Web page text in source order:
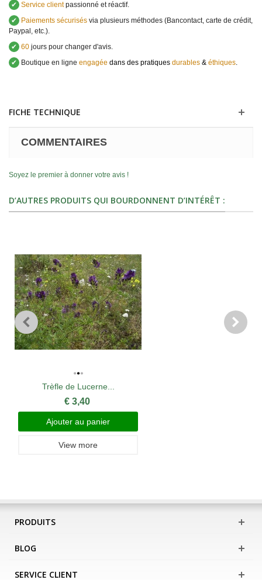
✔ Service clientpassionné et réactif.
✔
Paiements sécurisés via plusieurs méthodes (Bancontact, carte de crédit,
Paypal, etc.).
✔ 60 jours pour changer d'avis.
✔
Boutique en ligne engagée dans des pratiques durables & éthiques.
FICHE TECHNIQUE
COMMENTAIRES
Soyez le premier à donner votre avis !
D’AUTRES PRODUITS QUI BOURDONNENT D’INTÉRÊT :
Trèfle de Lucerne...
€ 3,40
Ajouter au panier
View more
PRODUITS
BLOG
SERVICE CLIENT